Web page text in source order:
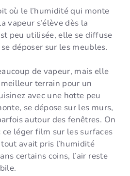
où le l’humidité qui monte
vapeur s’élève dès la
peu utilisée, elle se diffuse
déposer sur les meubles.
de vapeur, mais elle
terrain pour un
avec une hotte peu
se dépose sur les murs,
autour des fenêtres. On
léger film sur les surfaces
avait pris l’humidité
certains coins, l’air reste